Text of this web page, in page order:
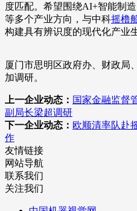
度匹配。希望围绕AI+智能制
等多个产业方向，与中科摇橹
构建具有辨识度的现代化产业
厦门市思明区政府办、财政局
加调研。
上一企业动态： 国家金融监督
副局长梁超调研
下一企业动态： 欧顺清率队赴
作
友情链接
网站导航
联系我们
关注我们